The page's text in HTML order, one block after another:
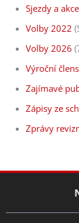
Sjezdy a akce
Volby 2022
Volby 2026
Výroční
Zajímavé
Zápisy ze
Zprávy